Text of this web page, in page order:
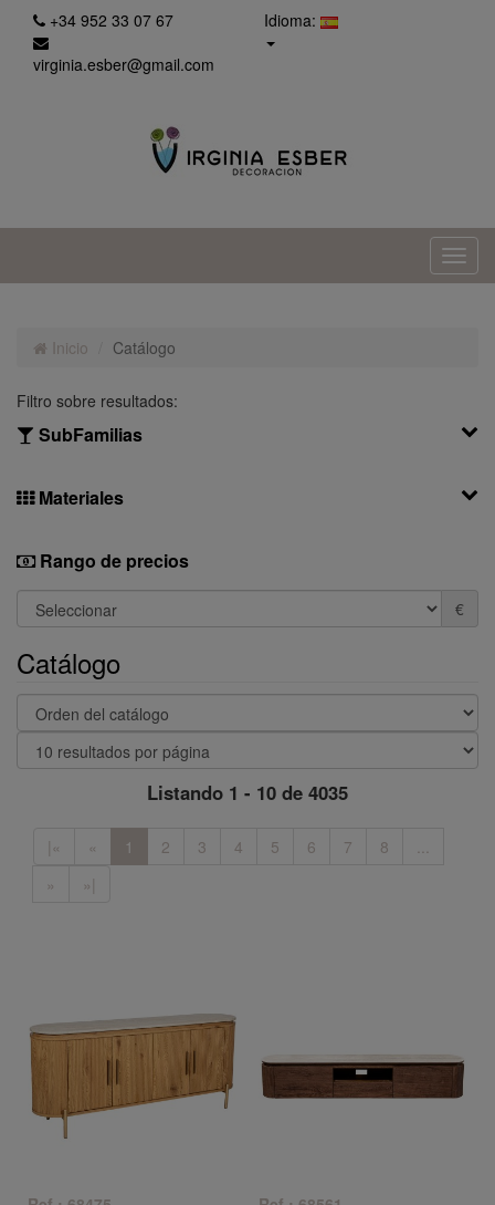
+34 952 33 07 67
virginia.esber@gmail.com
Idioma:
Inicio Catálogo
Filtro sobre resultados:
SubFamilias
Materiales
Rango de precios
€
Catálogo
Listando 1 - 10 de 4035
|« « 1 2 3 4 5 6 7 8
...
»
»|